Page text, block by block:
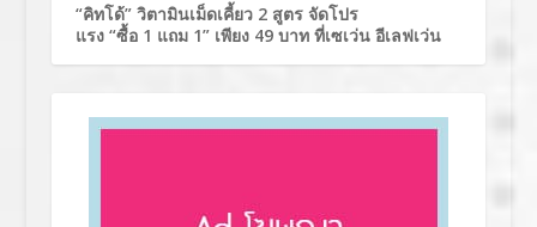
“คิทโด้” วิตามินเม็ดเคี้ยว 2 สูตร จัดโปร
แรง “ซื้อ 1 แถม 1” เพียง 49 บาท ที่เซเว่น อีเลฟเว่น